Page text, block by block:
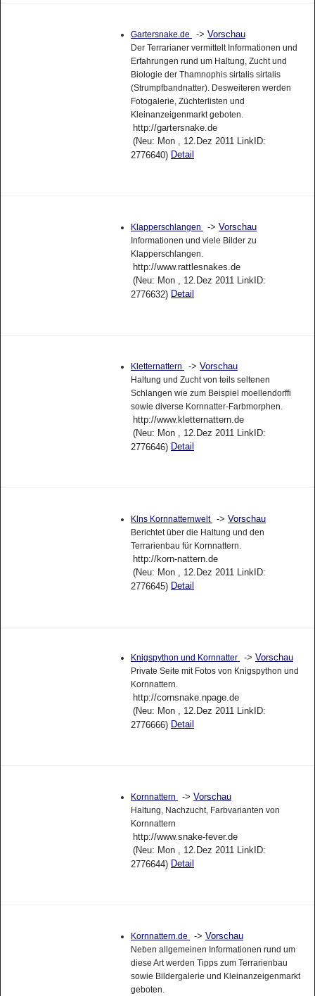
Gartersnake.de -> Vorschau
Der Terrarianer vermittelt Informationen und
Erfahrungen rund um Haltung, Zucht und
Biologie der Thamnophis sirtalis sirtalis
(Strumpfbandnatter). Desweiteren werden
Fotogalerie, Züchterlisten und
Kleinanzeigenmarkt geboten.
http://gartersnake.de
(Neu: Mon , 12.Dez 2011 LinkID:
2776640) Detail
Klapperschlangen -> Vorschau
Informationen und viele Bilder zu
Klapperschlangen.
http://www.rattlesnakes.de
(Neu: Mon , 12.Dez 2011 LinkID:
2776632) Detail
Kletternattern -> Vorschau
Haltung und Zucht von teils seltenen
Schlangen wie zum Beispiel moellendorffi
sowie diverse Kornnatter-Farbmorphen.
http://www.kletternattern.de
(Neu: Mon , 12.Dez 2011 LinkID:
2776646) Detail
Klns Kornnatternwelt -> Vorschau
Berichtet über die Haltung und den
Terrarienbau für Kornnattern.
http://korn-nattern.de
(Neu: Mon , 12.Dez 2011 LinkID:
2776645) Detail
Knigspython und Kornnatter -> Vorschau
Private Seite mit Fotos von Knigspython und
Kornnattern.
http://cornsnake.npage.de
(Neu: Mon , 12.Dez 2011 LinkID:
2776666) Detail
Kornnattern -> Vorschau
Haltung, Nachzucht, Farbvarianten von
Kornnattern
http://www.snake-fever.de
(Neu: Mon , 12.Dez 2011 LinkID:
2776644) Detail
Kornnattern.de -> Vorschau
Neben allgemeinen Informationen rund um
diese Art werden Tipps zum Terrarienbau
sowie Bildergalerie und Kleinanzeigenmarkt
geboten.